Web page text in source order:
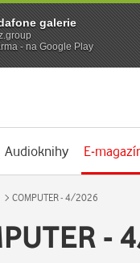
Audioknihy E-
COMPUTER - 4/2026
-
galerie
- na Google Play